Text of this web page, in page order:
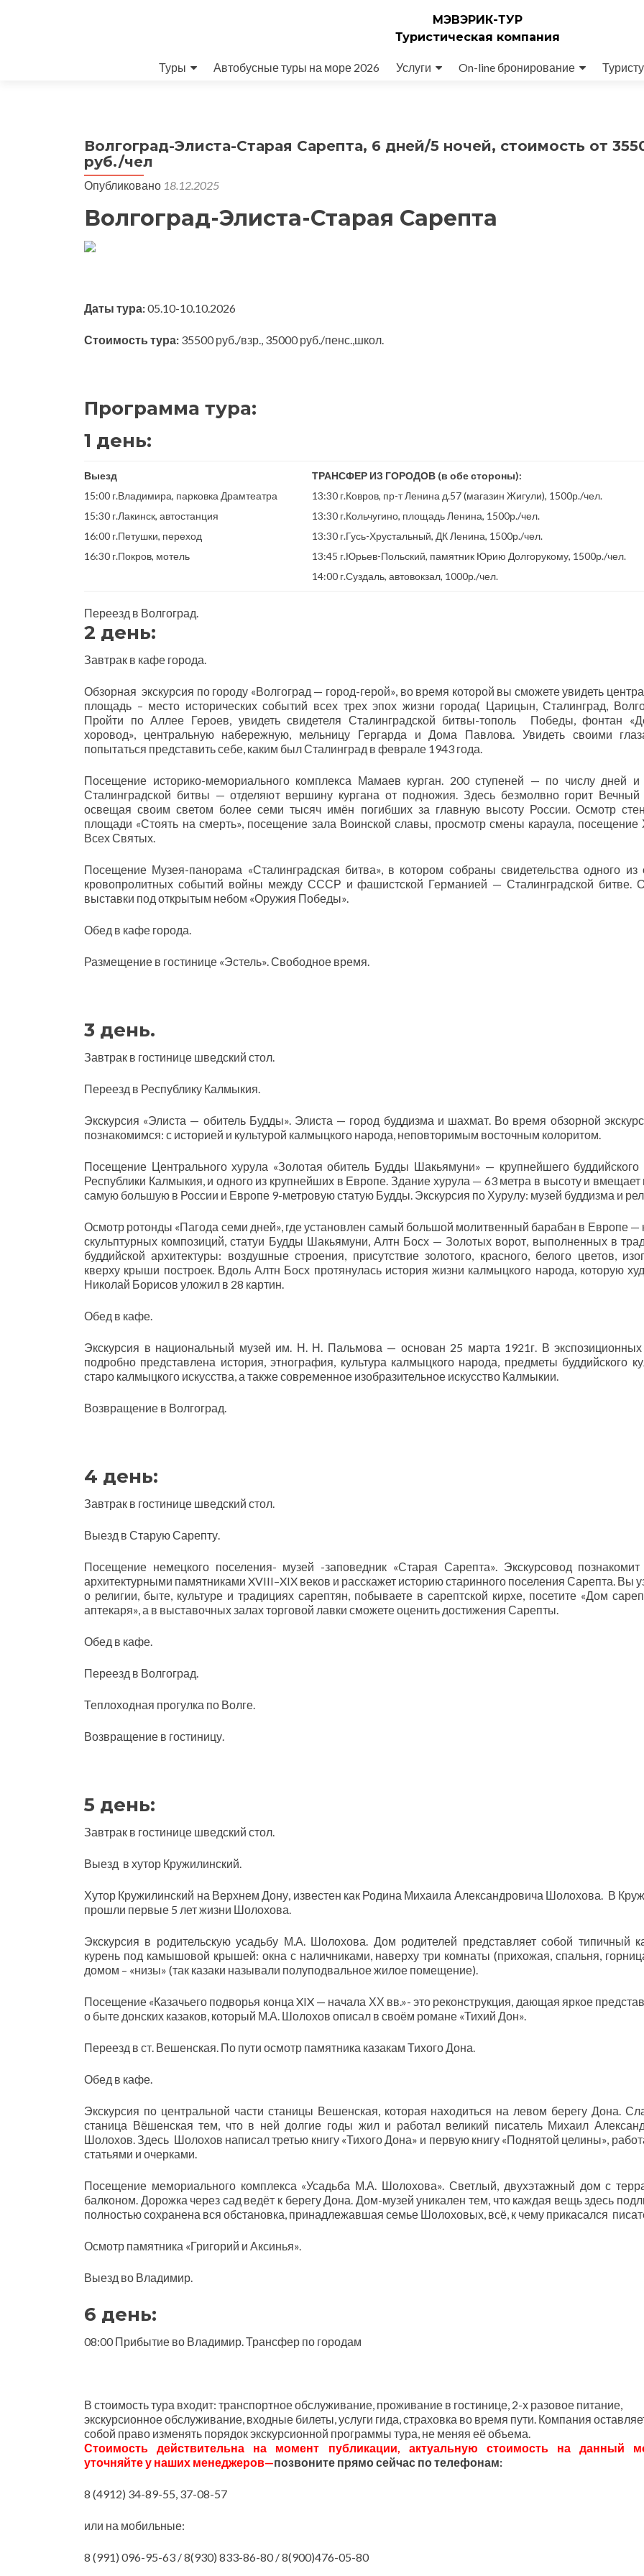
МЭВЭРИК-ТУР
Туристическая компания
Перейти к содержимому
Туры Автобусные туры на море 2026 Услуги On-line бронирование Туристу
Волгоград-Элиста-Старая Сарепта, 6 дней/5 ночей, стоимость от
руб./чел
Опубликовано 18.12.2025
Волгоград-Элиста-Старая Сарепта
Даты тура:05.10-10.10.2026
Стоимость тура: 35500 руб./взр., 35000 руб./пенс.,школ.
Программа тура:
1 день:
Выезд
15:00 г.Владимира, парковка Драмтеатра
15:30 г.Лакинск, автостанция
16:00 г.Петушки, переход
16:30 г.Покров, мотель
ТРАНСФЕР ИЗ ГОРОДОВ (в обе стороны):
13:30 г.Ковров, пр-т Ленина д.57 (магазин Жигули), 1500р./чел.
13:30 г.Кольчугино, площадь Ленина, 1500р./чел.
13:30 г.Гусь-Хрустальный, ДК Ленина, 1500р./чел.
13:45 г.Юрьев-Польский, памятник Юрию Долгорукому, 1500р./чел.
14:00 г.Суздаль, автовокзал, 1000р./чел.
Переезд в Волгоград.
2 день:
Завтрак в кафе города.
Обзорная экскурсия по городу «Волгоград — город-герой», во время которой вы сможете увидеть
площадь – место исторических событий всех трех эпох жизни города( Царицын, Сталинград,
Пройти по Аллее Героев, увидеть свидетеля Сталинградской битвы-тополь Победы, фонтан
хоровод», центральную набережную, мельницу Гергарда и Дома Павлова. Увидеть своими
попытаться представить себе, каким был Сталинград в феврале 1943 года.
Посещение историко-мемориального комплекса Мамаев курган. 200 ступеней — по числу дней и
Сталинградской битвы — отделяют вершину кургана от подножия. Здесь безмолвно горит Вечный
освещая своим светом более семи тысяч имён погибших за главную высоту России. Осмотр
площади «Стоять на смерть», посещение зала Воинской славы, просмотр смены караула, посещение
Всех Святых.
Посещение Музея-панорама «Сталинградская битва», в котором собраны свидетельства одного из
кровопролитных событий войны между СССР и фашистской Германией — Сталинградской битве.
выставки под открытым небом «Оружия Победы».
Обед в кафе города.
Размещение в гостинице «Эстель». Свободное время.
3 день.
Завтрак в гостинице шведский стол.
Переезд в Республику Калмыкия.
Экскурсия «Элиста — обитель Будды». Элиста — город буддизма и шахмат. Во время обзорной
познакомимся: с историей и культурой калмыцкого народа, неповторимым восточным колоритом.
Посещение Центрального хурула «Золотая обитель Будды Шакьямуни» — крупнейшего буддийского
Республики Калмыкия, и одного из крупнейших в Европе. Здание хурула — 63 метра в высоту и вмещает
самую большую в России и Европе 9-метровую статую Будды. Экскурсия по Хурулу: музей буддизма и
Осмотр ротонды «Пагода семи дней», где установлен самый большой молитвенный барабан в Европе —
скульптурных композиций, статуи Будды Шакьямуни, Алтн Босх — Золотых ворот, выполненных в
буддийской архитектуры: воздушные строения, присутствие золотого, красного, белого цветов,
кверху крыши построек. Вдоль Алтн Босх протянулась история жизни калмыцкого народа, которую
Николай Борисов уложил в 28 картин.
Обед в кафе.
Экскурсия в национальный музей им. Н. Н. Пальмова — основан 25 марта 1921г. В экспозиционных
подробно представлена история, этнография, культура калмыцкого народа, предметы буддийского
старо калмыцкого искусства, а также современное изобразительное искусство Калмыкии.
Возвращение в Волгоград.
4 день:
Завтрак в гостинице шведский стол.
Выезд в Старую Сарепту.
Посещение немецкого поселения- музей -заповедник «Старая Сарепта». Экскурсовод
архитектурными памятниками XVIII–XIX веков и расскажет историю старинного поселения Сарепта. Вы
о религии, быте, культуре и традициях сарептян, побываете в сарептской кирхе, посетите «Дом
аптекаря», а в выставочных залах торговой лавки сможете оценить достижения Сарепты.
Обед в кафе.
Переезд в Волгоград.
Теплоходная прогулка по Волге.
Возвращение в гостиницу.
5 день:
Завтрак в гостинице шведский стол.
Выезд в хутор Кружилинский.
Хутор Кружилинский на Верхнем Дону, известен как Родина Михаила Александровича Шолохова. В
прошли первые 5 лет жизни Шолохова.
Экскурсия в родительскую усадьбу М.А. Шолохова. Дом родителей представляет собой типичный
курень под камышовой крышей: окна с наличниками, наверху три комнаты (прихожая, спальня,
домом – «низы» (так казаки называли полуподвальное жилое помещение).
Посещение «Казачьего подворья конца XIX — начала ХХ вв.»- это реконструкция, дающая яркое
о быте донских казаков, который М.А. Шолохов описал в своём романе «Тихий Дон».
Переезд в ст. Вешенская. По пути осмотр памятника казакам Тихого Дона.
Обед в кафе.
Экскурсия по центральной части станицы Вешенская, которая находиться на левом берегу Дона.
станица Вёшенская тем, что в ней долгие годы жил и работал великий писатель Михаил
Шолохов. Здесь Шолохов написал третью книгу «Тихого Дона» и первую книгу «Поднятой целины»,
статьями и очерками.
Посещение мемориального комплекса «Усадьба М.А. Шолохова». Светлый, двухэтажный дом с
балконом. Дорожка через сад ведёт к берегу Дона. Дом-музей уникален тем, что каждая вещь здесь
полностью сохранена вся обстановка, принадлежавшая семье Шолоховых, всё, к чему прикасался
Осмотр памятника «Григорий и Аксинья».
Выезд во Владимир.
6 день:
08:00 Прибытие во Владимир. Трансфер по городам
В стоимость тура входит: транспортное обслуживание, проживание в гостинице, 2-х разовое питание,
экскурсионное обслуживание, входные билеты, услуги гида, страховка во время пути. Компания
собой право изменять порядок экскурсионной программы тура, не меняя её объема.
Стоимость
действительна на момент публикации, актуальную стоимость на данный
уточняйтеу наших менеджеров—позвоните прямо сейчас по телефонам:
8 (4912) 34-89-55, 37-08-57
или на мобильные:
8 (991) 096-95-63 / 8(930) 833-86-80 / 8(900)476-05-80